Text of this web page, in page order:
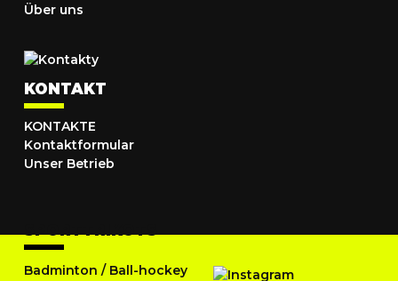
Über uns
KONTAKT
KONTAKTE
Kontaktformular
Unser Betrieb
SPORTTRIKOTS
Badminton / Ball-hockey